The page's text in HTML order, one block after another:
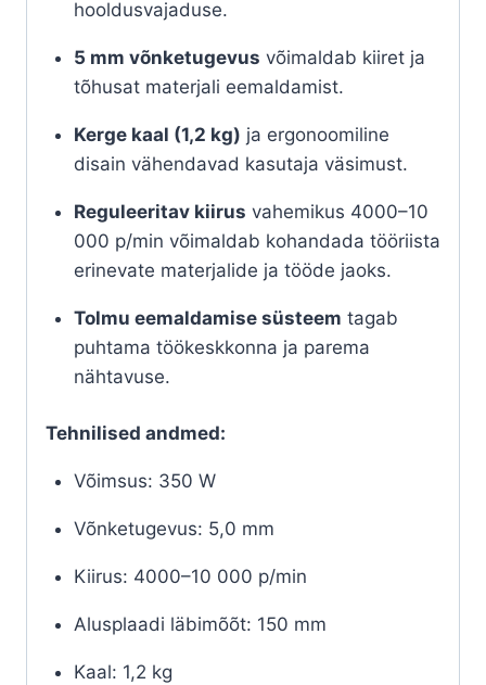
hooldusvajaduse.
5 mm võnketugevus võimaldab kiiret ja
tõhusat materjali eemaldamist.
Kerge kaal (1,2 kg) ja ergonoomiline
disain vähendavad kasutaja väsimust.
Reguleeritav kiirus vahemikus 4000–10
000 p/min võimaldab kohandada tööriista
erinevate materjalide ja tööde jaoks.
Tolmu eemaldamise süsteem tagab
puhtama töökeskkonna ja parema
nähtavuse.
Tehnilised andmed:
Võimsus: 350 W
Võnketugevus: 5,0 mm
Kiirus: 4000–10 000 p/min
Alusplaadi läbimõõt: 150 mm
Kaal: 1,2 kg